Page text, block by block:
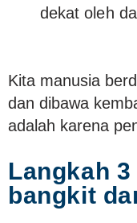
dekat oleh
Kita manusia
dan dibawa
adalah karena
Langkah
bangkit